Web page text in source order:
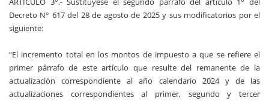
Decreto N° 617 del 28 de agosto de 2025 y sus modificatorios por el
siguiente:
“El incremento total en los montos de impuesto a que se refiere el
primer párrafo de este artículo que resulte del remanente de la
actualización correspondiente al año calendario 2024 y de las
actualizaciones correspondientes al primer, segundo y tercer